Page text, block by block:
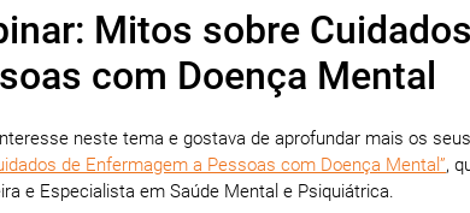
Mitos sobre
com Doença Mental
neste tema e gostava de aprofundar mais os
de Enfermagem a Pessoas com Doença Mental”,
e Especialista em Saúde Mental e Psiquiátrica.